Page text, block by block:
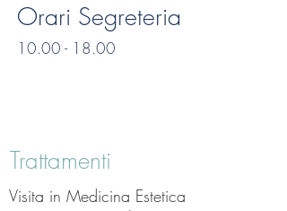
Orari Segreteria
10.00 - 18.00
Trattamenti
Visita in Medicina Estetica